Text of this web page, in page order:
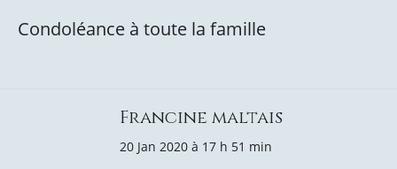
Condoléance à toute la famille
Francine maltais
20 Jan 2020 à 17 h 51 min